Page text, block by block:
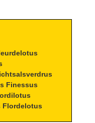
Finessus
Flordelotus